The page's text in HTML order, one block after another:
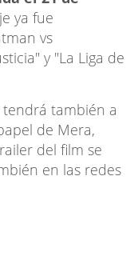
ya fue
vs
y "La Liga de
tendrá también a
de Mera,
del film se
en las redes